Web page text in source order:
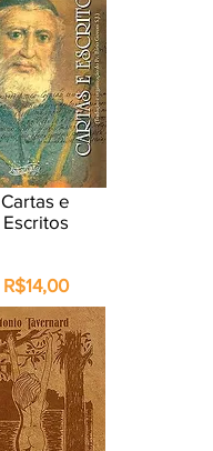
Cartas e
Escritos
R$14,00